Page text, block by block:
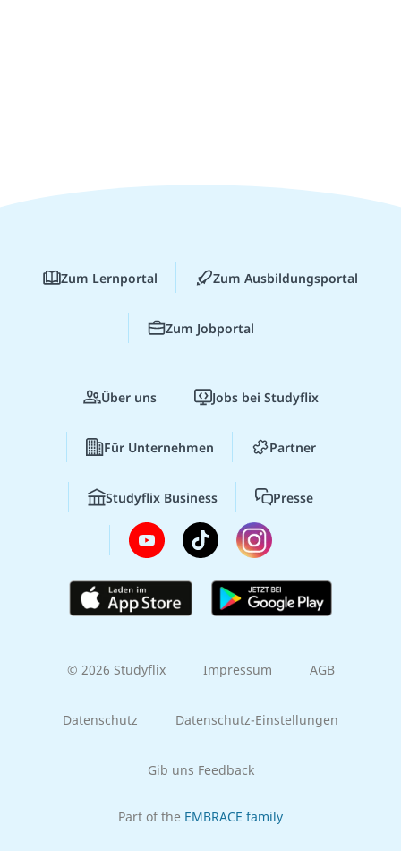
Zum Lernportal Zum Ausbildungsportal
Zum Jobportal
Über uns Jobs bei Studyflix
Für Unternehmen Partner
Studyflix Business Presse
© 2026 Studyflix Impressum AGB
Datenschutz Datenschutz-Einstellungen
Gib uns Feedback
Part of the EMBRACE family